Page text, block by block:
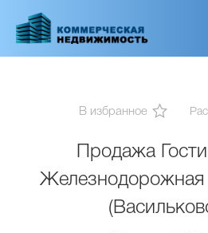
основному
В избранное
Продажа
Железнодорожная